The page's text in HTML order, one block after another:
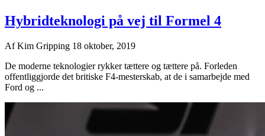
Hybridteknologi på vej til Formel 4
AfKim Gripping 18 oktober, 2019
De moderne teknologier rykker tættere og tættere på. Forleden
offentliggjorde det britiske F4-mesterskab, at de i samarbejde med
Ford og ...